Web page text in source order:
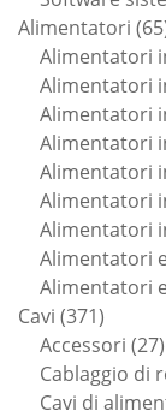
Alimentatori 65
Alimentatori
Alimentatori
Alimentatori
Alimentatori
Alimentatori
Alimentatori
Alimentatori
Alimentatori
Alimentatori
Cavi 371371
prodotti
Accessori 2727
Cablaggio di
Cavi di